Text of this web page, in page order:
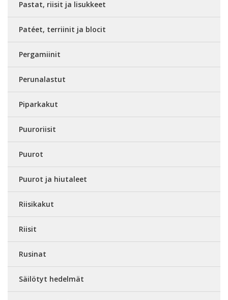
Pastat, riisit ja lisukkeet
Patéet, terriinit ja blocit
Pergamiinit
Perunalastut
Piparkakut
Puuroriisit
Puurot
Puurot ja hiutaleet
Riisikakut
Riisit
Rusinat
Säilötyt hedelmät